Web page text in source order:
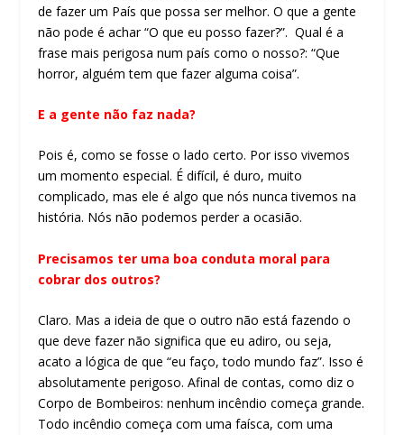
de fazer um País que possa ser melhor. O que a gente
não pode é achar “O que eu posso fazer?”. Qual é a
frase mais perigosa num país como o nosso?: “Que
horror, alguém tem que fazer alguma coisa”.
E a gente não faz nada?
Pois é, como se fosse o lado certo. Por isso vivemos
um momento especial. É difícil, é duro, muito
complicado, mas ele é algo que nós nunca tivemos na
história. Nós não podemos perder a ocasião.
Precisamos ter uma boa conduta moral para
cobrar dos outros?
Claro. Mas a ideia de que o outro não está fazendo o
que deve fazer não significa que eu adiro, ou seja,
acato a lógica de que “eu faço, todo mundo faz”. Isso é
absolutamente perigoso. Afinal de contas, como diz o
Corpo de Bombeiros: nenhum incêndio começa grande.
Todo incêndio começa com uma faísca, com uma